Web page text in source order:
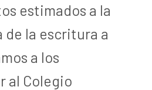
estimados a la
la escritura a
a los
al Colegio